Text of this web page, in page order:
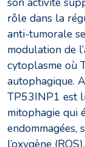
rôle dans la
anti-tumorale
modulation de
cytoplasme où
autophagique.
TP53INP1 est
mitophagie qui
endommagées,